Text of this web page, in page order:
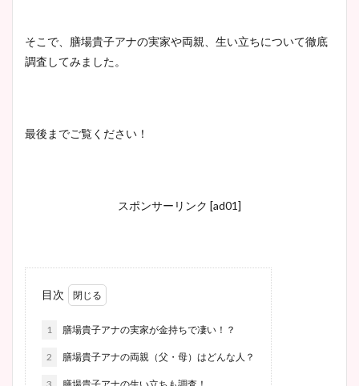
そこで、膳場貴子アナの実家や両親、生い立ちについて徹底
調査してみました。
最後までご覧ください！
スポンサーリンク [ad01]
目次
1 膳場貴子アナの実家が金持ちで凄い！？
2 膳場貴子アナの両親（父・母）はどんな人？